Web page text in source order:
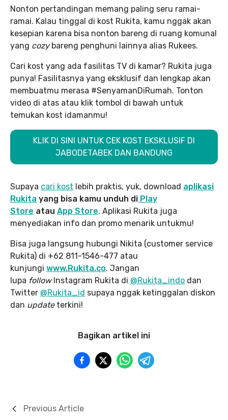
Nonton pertandingan memang paling seru ramai-
ramai. Kalau tinggal di kost Rukita, kamu nggak akan
kesepian karena bisa nonton bareng di ruang komunal
yang cozybareng penghuni lainnya alias Rukees.
Cari kost yang ada fasilitas TV di kamar? Rukita juga
punya! Fasilitasnya yang eksklusif dan lengkap akan
membuatmu merasa #SenyamanDiRumah. Tonton
video di atas atau klik tombol di bawah untuk
temukan kost idamanmu!
KLIK DI SINI UNTUK CEK KOST EKSKLUSIF DI
JABODETABEK DAN BANDUNG
Supaya cari kost lebih praktis, yuk, download aplikasi
Rukita yang bisa kamu unduh di Play
Store atau App Store. Aplikasi Rukita juga
menyediakan info dan promo menarik untukmu!
Bisa juga langsung hubungi Nikita (customer service
Rukita) di +62 811-1546-477 atau
kunjungi www.Rukita.co. Jangan
lupa followInstagram Rukita di @Rukita_indo dan
Twitter @Rukita_id supaya nggak ketinggalan diskon
dan update terkini!
Bagikan artikel ini
Previous Article